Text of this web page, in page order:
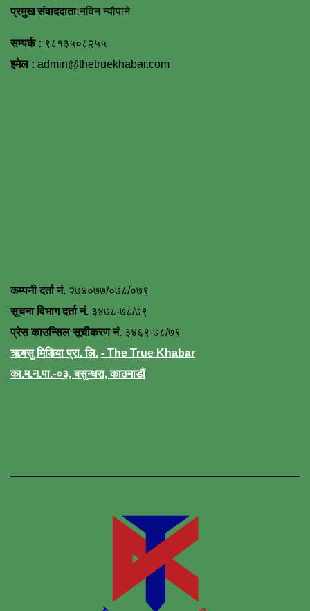
प्रमुख संवाददाता:नविन न्यौपाने
सम्पर्क : ९८१३५०८२५५
इमेल : admin@thetruekhabar.com
कम्पनी दर्ता नं. २७४०७७/०७८/०७९
सूचना विभाग दर्ता नं. ३४७८-७८/७९
प्रेस काउन्सिल सूचीकरण नं. ३४६९-७८/७९
ऋबसु मिडिया प्रा. लि. - The True Khabar
का.म.न.पा.-०३, बसुन्धरा, काठमाडौं